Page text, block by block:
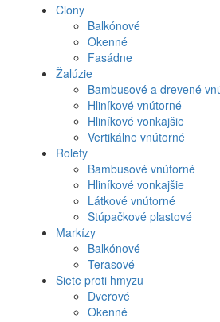
Produkt
menu
Clony
Balkónové
Okenné
Fasádne
Žalúzie
Bambusové a drevené
Hliníkové vnútorné
Hliníkové vonkajšie
Vertikálne vnútorné
Rolety
Bambusové vnútorné
Hliníkové vonkajšie
Látkové vnútorné
Stúpačkové plastové
Markízy
Balkónové
Terasové
Siete proti hmyzu
Dverové
Okenné